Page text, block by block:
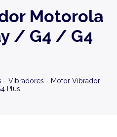
Motorola
/ G4 / G4
- Vibradores - Motor Vibrador
Plus